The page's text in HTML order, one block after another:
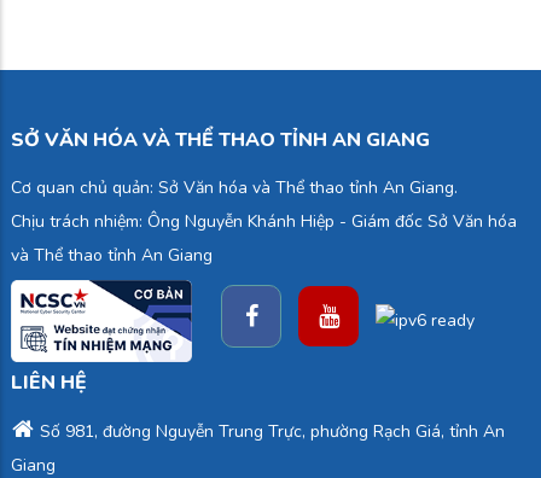
SỞ VĂN HÓA VÀ THỂ THAO TỈNH AN GIANG
Cơ quan chủ quản: Sở Văn hóa và Thể thao tỉnh An Giang.
Chịu trách nhiệm: Ông Nguyễn Khánh Hiệp - Giám đốc Sở Văn hóa
và Thể thao tỉnh An Giang
LIÊN HỆ
Số 981, đường Nguyễn Trung Trực, phường Rạch Giá, tỉnh An
Giang